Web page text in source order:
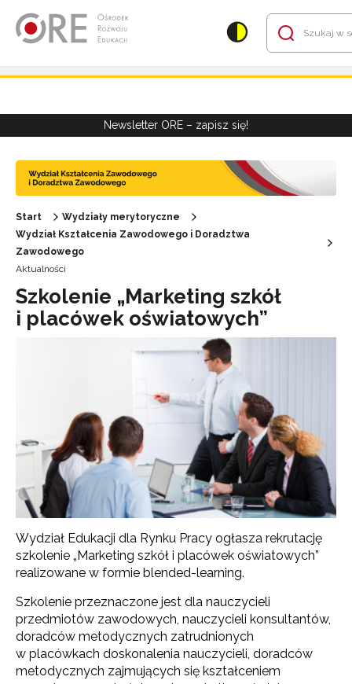
Newsletter ORE – zapisz się!
Start
Wydziały merytoryczne
Wydział Kształcenia Zawodowego i Doradztwa
Zawodowego
Aktualności
Szkolenie „Marketing szkół
i placówek oświatowych”
Wydział Edukacji dla Rynku Pracy ogłasza rekrutację
szkolenie „Marketing szkół i placówek oświatowych”
realizowane w formie blended-learning.
Szkolenie przeznaczone jest dla nauczycieli
przedmiotów zawodowych, nauczycieli konsultantów,
doradców metodycznych zatrudnionych
w placówkach doskonalenia nauczycieli, doradców
metodycznych zajmujących się kształceniem